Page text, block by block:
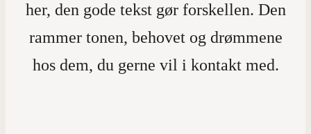
her, den gode tekst gør forskellen. Den
rammer tonen, behovet og drømmene
hos dem, du gerne vil i kontakt med.